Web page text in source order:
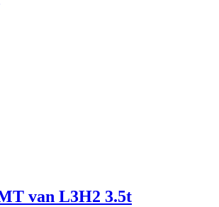
van L3H2 3.5t